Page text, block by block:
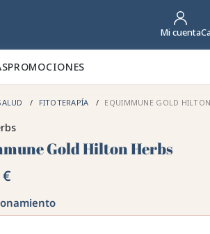
Mi cuenta
PROMOCIONES
FITOTERAPÍA EQUIMMUNE GOLD
Gold Hilton Herbs